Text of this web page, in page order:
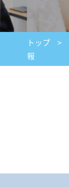
トップ >
報